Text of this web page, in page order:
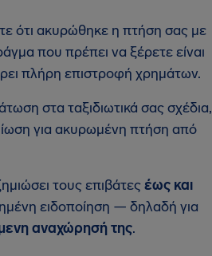
ότι ακυρώθηκε η πτήση σας με
που πρέπει να ξέρετε είναι
πλήρη επιστροφή χρημάτων.
στα ταξιδιωτικά σας σχέδια,
για ακυρωμένη πτήση από
τους επιβάτεςέως και
ειδοποίηση — δηλαδή για
αναχώρησή της.